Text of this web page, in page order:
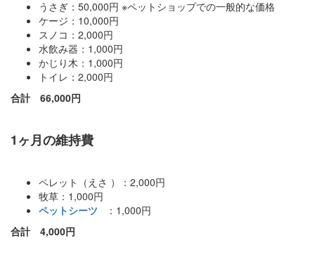
うさぎ：50,000円 ※ペットショップでの一般的な価格
ケージ：10,000円
スノコ：2,000円
水飲み器：1,000円
かじり木：1,000円
トイレ：2,000円
合計 66,000円
1ヶ月の維持費
ペレット（えさ ）：2,000円
牧草：1,000円
ペットシーツ
：1,000円
合計 4,000円